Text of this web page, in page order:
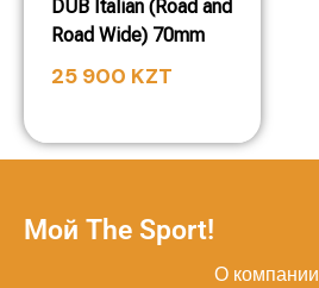
DUB Italian (Road and
Road Wide) 70mm
25 900 KZT
Мой The Sport!
О компании